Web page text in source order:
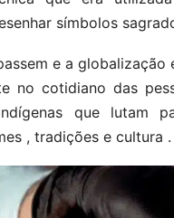
símbolos
e a globalização
no cotidiano das
que lutam
, tradições e cultura .